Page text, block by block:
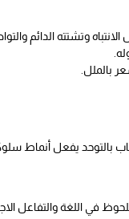
وتشتته الدائم
بالملل.
بالتوحد يفعل أنماط
تشمل الأعراض المبكرة التأخر